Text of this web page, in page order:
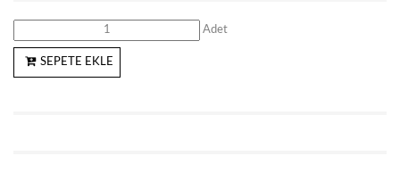
Adet
SEPETE EKLE